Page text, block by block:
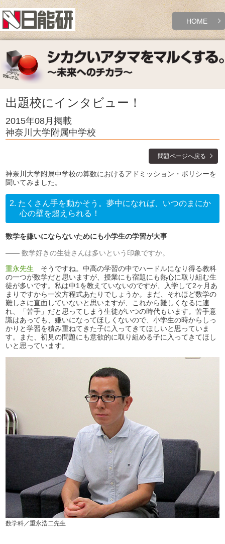
HOME
出題校にインタビュー！
2015年08月掲載
神奈川大学附属中学校
問題ページへ戻る
神奈川大学附属中学校の算数におけるアドミッション・ポリシーを
聞いてみました。
2. たくさん手を動かそう。夢中になれば、いつのまにか
心の壁を超えられる！
数学を嫌いにならないためにも小学生の学習が大事
数学好きの生徒さんは多いという印象ですか。
重永先生 そうですね。中高の学習の中でハードルになり得る教科
の一つが数学だと思いますが、授業にも宿題にも熱心に取り組む生
徒が多いです。私は中1を教えていないのですが、入学して2ヶ月あ
まりですから一次方程式あたりでしょうか。まだ、それほど数学の
難しさに直面していないと思いますが、これから難しくなるに連
れ、「苦手」だと思ってしまう生徒がいつの時代もいます。苦手意
識はあっても、嫌いになってほしくないので、小学生の時からしっ
かりと学習を積み重ねてきた子に入ってきてほしいと思っていま
す。また、初見の問題にも意欲的に取り組める子に入ってきてほし
いと思っています。
数学科／重永浩二先生